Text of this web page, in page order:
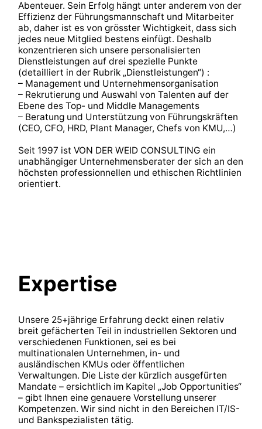
Abenteuer. Sein Erfolg hängt unter anderem von der
Effizienz der Führungsmannschaft und Mitarbeiter
ab, daher ist es von grösster Wichtigkeit, dass sich
jedes neue Mitglied bestens einfügt. Deshalb
konzentrieren sich unsere personalisierten
Dienstleistungen auf drei spezielle Punkte
(detailliert in der Rubrik „Dienstleistungen“) :
– Management und Unternehmensorganisation
– Rekrutierung und Auswahl von Talenten auf der
Ebene des Top- und Middle Managements
– Beratung und Unterstützung von Führungskräften
(CEO, CFO, HRD, Plant Manager, Chefs von KMU,…)
Seit 1997 ist VON DER WEID CONSULTING ein
unabhängiger Unternehmensberater der sich an den
höchsten professionnellen und ethischen Richtlinien
orientiert.
Expertise
Unsere 25+jährige Erfahrung deckt einen relativ
breit gefächerten Teil in industriellen Sektoren und
verschiedenen Funktionen, sei es bei
multinationalen Unternehmen, in- und
ausländischen KMUs oder öffentlichen
Verwaltungen. Die Liste der kürzlich ausgefürten
Mandate – ersichtlich im Kapitel „Job Opportunities“
– gibt Ihnen eine genauere Vorstellung unserer
Kompetenzen. Wir sind nicht in den Bereichen IT/IS-
und Bankspezialisten tätig.